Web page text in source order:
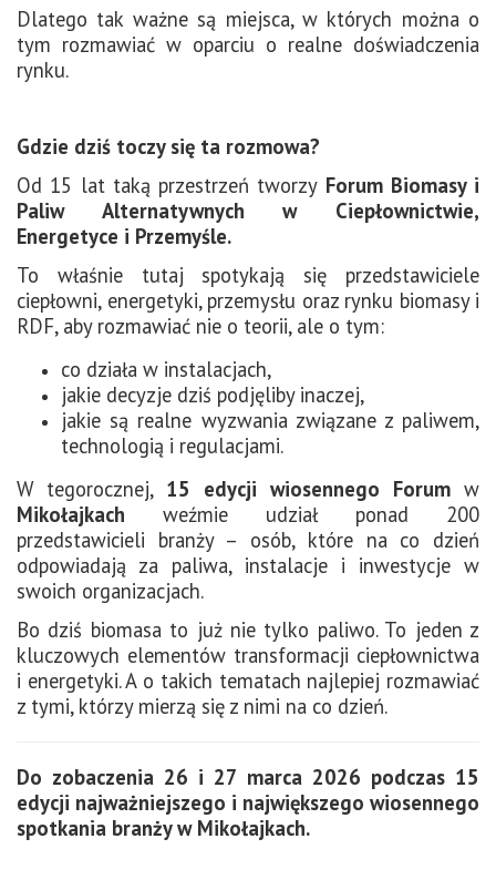
Dlatego tak ważne są miejsca, w których można o
tym rozmawiać w oparciu o realne doświadczenia
rynku.
Gdzie dziś toczy się ta rozmowa?
Od 15 lat taką przestrzeń tworzy Forum Biomasy i
Paliw Alternatywnych w Ciepłownictwie,
Energetyce i Przemyśle.
To właśnie tutaj spotykają się przedstawiciele
ciepłowni, energetyki, przemysłu oraz rynku biomasy i
RDF, aby rozmawiać nie o teorii, ale o tym:
co działa w instalacjach,
jakie decyzje dziś podjęliby inaczej,
jakie są realne wyzwania związane z paliwem,
technologią i regulacjami.
W tegorocznej, 15 edycji wiosennego Forum w
Mikołajkach weźmie udział ponad 200
przedstawicieli branży – osób, które na co dzień
odpowiadają za paliwa, instalacje i inwestycje w
swoich organizacjach.
Bo dziś biomasa to już nie tylko paliwo. To jeden z
kluczowych elementów transformacji ciepłownictwa
i energetyki.A o takich tematach najlepiej rozmawiać
z tymi, którzy mierzą się z nimi na co dzień.
Do zobaczenia 26 i 27 marca 2026 podczas 15
edycji najważniejszego i największego wiosennego
spotkania branży w Mikołajkach.